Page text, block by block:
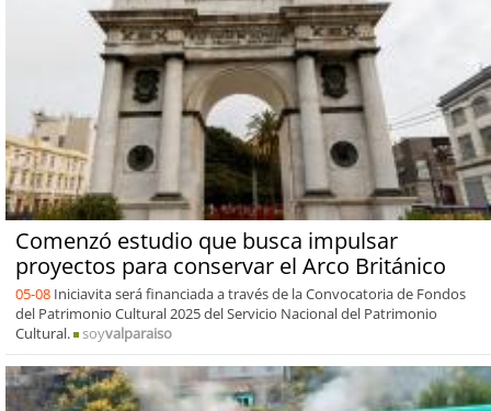
Comenzó estudio que busca impulsar
proyectos para conservar el Arco Británico
05-08 Iniciavita será financiada a través de la Convocatoria de Fondos
del Patrimonio Cultural 2025 del Servicio Nacional del Patrimonio
Cultural.
soyvalparaiso